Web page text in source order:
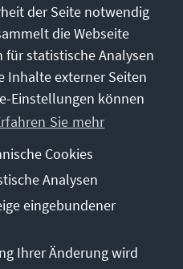
der Seite notwendig
die Webseite
statistische Analysen
Inhalte externer Seiten
Einstellungen können
Sie mehr
Cookies
Analysen
eingebundener
Ihrer Änderung wird